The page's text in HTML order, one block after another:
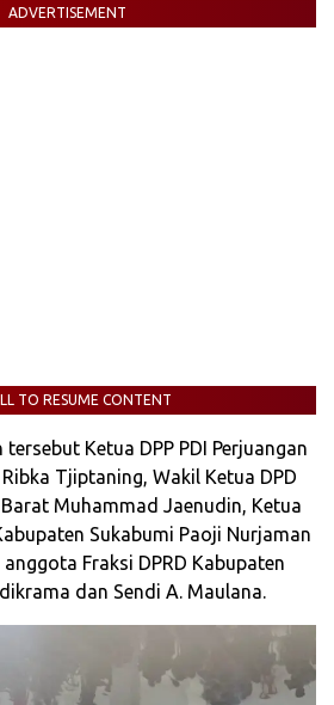
ADVERTISEMENT
TO RESUME CONTENT
Ketua DPP PDI Perjuangan
Tjiptaning, Wakil Ketua DPD
Muhammad Jaenudin, Ketua
Sukabumi Paoji Nurjaman
Fraksi DPRD Kabupaten
dan Sendi A. Maulana.